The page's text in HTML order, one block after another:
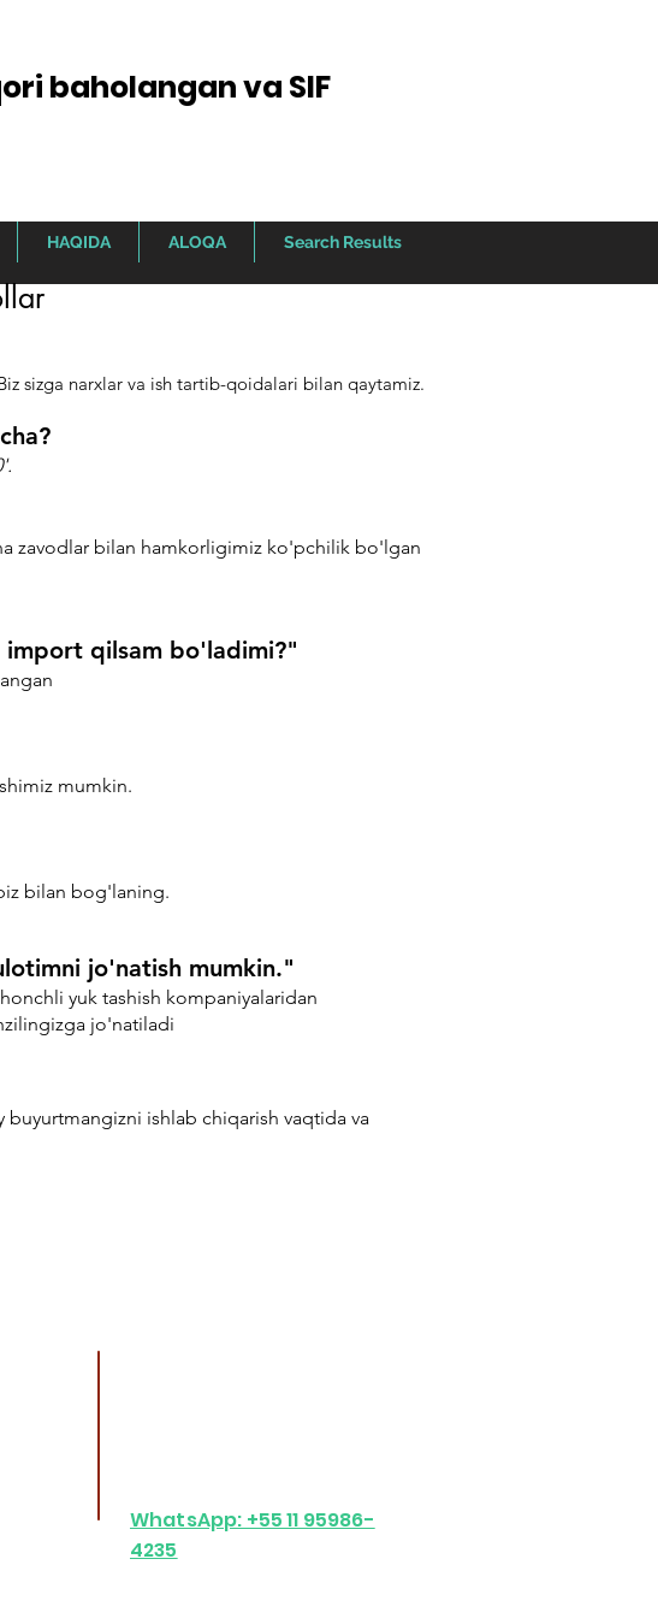
baholangan va SIF
HAQIDA ALOQA Search Results
sizga narxlar va ish tartib-qoidalari bilan qaytamiz.
zavodlar bilan hamkorligimiz ko'pchilik bo'lgan
qilsam bo'ladimi?"
mumkin.
bilan bog'laning.
jo'natish mumkin."
yuk tashish kompaniyalaridan
jo'natiladi
buyurtmangizni ishlab chiqarish vaqtida va
WhatsApp: +55 11 95986-
4235